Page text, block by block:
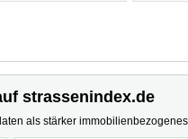
strassenindex.de
als stärker